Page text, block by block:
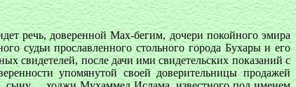
речь, доверенной Мах-бегим, дочери покойного эмира
судьи прославленного стольного города Бухары и его
свидетелей, после дачи ими свидетельских показаний с
упомянутой своей доверительницы продажей